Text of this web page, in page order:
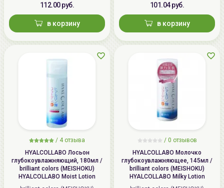
112.00 руб.
в корзину
101.04 руб.
в корзину
/ 4 отзыва
HYALCOLLABO Лосьон
глубокоувлажняющий, 180мл /
brilliant colors (MEISHOKU)
HYALCOLLABO Moist Lotion
/ 0 отзывов
HYALCOLLABO Молочко
глубокоувлажняющее, 145мл /
brilliant colors (MEISHOKU)
HYALCOLLABO Milky Lotion